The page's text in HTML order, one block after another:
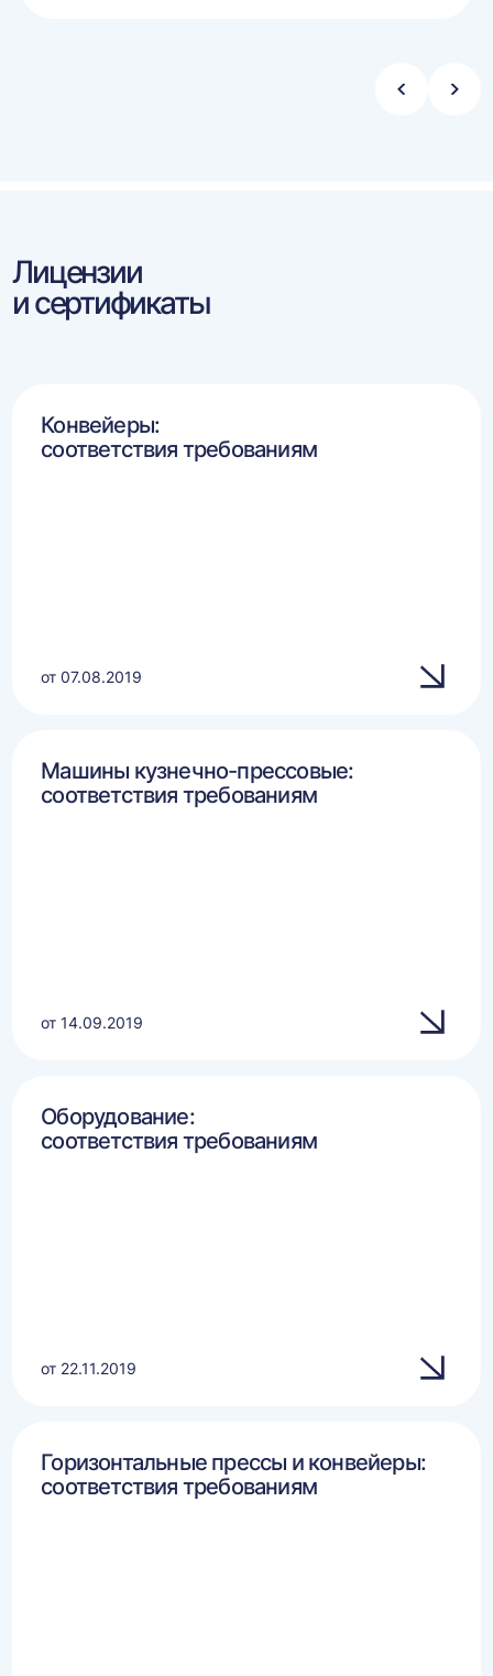
Стрелка
Лицензии
и сертификаты
Конвейеры:
соответствия требованиям
от 07.08.2019
Машины кузнечно-прессовые:
соответствия требованиям
от 14.09.2019
Оборудование:
соответствия требованиям
от 22.11.2019
Горизонтальные прессы и конвейеры:
соответствия требованиям